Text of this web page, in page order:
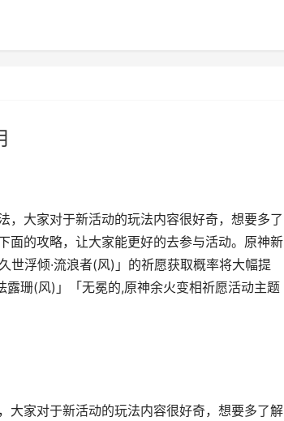
，大家对于新活动的玩法内容很好奇，想要多了
面的攻略，让大家能更好的去参与活动。原神新
世浮倾·流浪者(风)」的祈愿获取概率将大幅提
露珊(风)」「无冕的,原神余火变相祈愿活动主题
大家对于新活动的玩法内容很好奇，想要多了解